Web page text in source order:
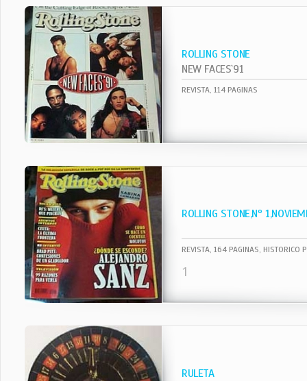
ROLLING STONE
NEW FACES`91
REVISTA, 114 PAGINAS
ROLLING STONE,Nº
REVISTA, 164 PAGINAS, HISTORICO
1
RULETA